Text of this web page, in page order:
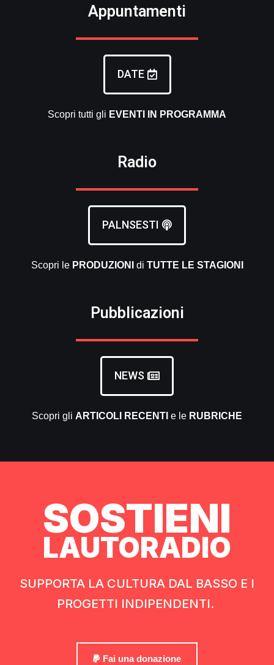
Appuntamenti
DATE
Scopri tutti gli EVENTI IN PROGRAMMA
Radio
PALNSESTI
Scopri le PRODUZIONI di TUTTE LE STAGIONI
Pubblicazioni
NEWS
Scopri gli ARTICOLI RECENTI e le RUBRICHE
SOSTIENI
LAUTORADIO
SUPPORTA LA CULTURA DAL BASSO E I
PROGETTI INDIPENDENTI.
Fai una donazione